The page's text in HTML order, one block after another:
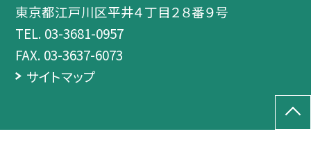
東京都江戸川区平井４丁目２８番９号
TEL. 03-3681-0957
FAX. 03-3637-6073
サイトマップ